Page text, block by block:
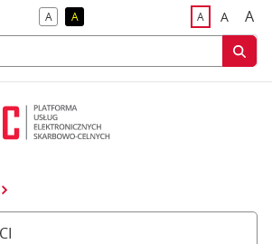
Akontrast domyślny
Akontrast żółty tekst na czarnym tle
Adomyślna
A A